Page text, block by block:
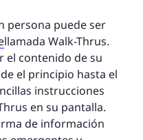
persona puede ser
llamada Walk-Thrus.
el contenido de su
el principio hasta el
instrucciones
en su pantalla.
de información